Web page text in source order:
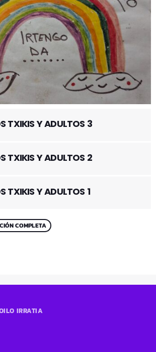
TXIKIS Y ADULTOS 1
TXIKIS Y ADULTOS 2
TXIKIS Y ADULTOS 3
COMPLETA
IRRATIA